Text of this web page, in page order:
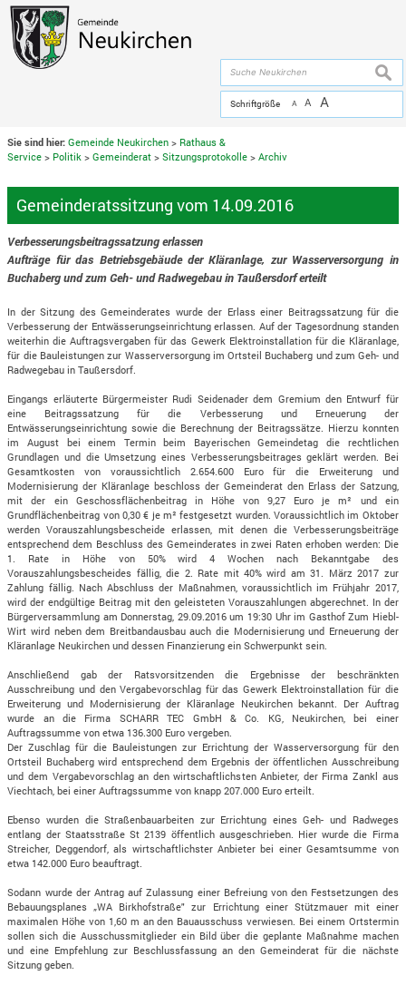
Zum Inhalt,zur Navigation
Schriftgröße A A A
Sie sind hier: Gemeinde Neukirchen > Rathaus &
Service > Politik >Gemeinderat >Sitzungsprotokolle >Archiv
Gemeinderatssitzung vom 14.09.2016
Verbesserungsbeitragssatzung erlassen
Aufträge für das Betriebsgebäude der Kläranlage, zur Wasserversorgung in
Buchaberg und zum Geh- und Radwegebau in Taußersdorf erteilt
In der Sitzung des Gemeinderates wurde der Erlass einer Beitragssatzung für die
Verbesserung der Entwässerungseinrichtung erlassen. Auf der Tagesordnung standen
weiterhin die Auftragsvergaben für das Gewerk Elektroinstallation für die Kläranlage,
für die Bauleistungen zur Wasserversorgung im Ortsteil Buchaberg und zum Geh- und
Radwegebau in Taußersdorf.
Eingangs erläuterte Bürgermeister Rudi Seidenader dem Gremium den Entwurf für
eine Beitragssatzung für die Verbesserung und Erneuerung der
Entwässerungseinrichtung sowie die Berechnung der Beitragssätze. Hierzu konnten
im August bei einem Termin beim Bayerischen Gemeindetag die rechtlichen
Grundlagen und die Umsetzung eines Verbesserungsbeitrages geklärt werden. Bei
Gesamtkosten von voraussichtlich 2.654.600 Euro für die Erweiterung und
Modernisierung der Kläranlage beschloss der Gemeinderat den Erlass der Satzung,
mit der ein Geschossflächenbeitrag in Höhe von 9,27 Euro je m² und ein
Grundflächenbeitrag von 0,30 € je m² festgesetzt wurden. Voraussichtlich im Oktober
werden Vorauszahlungsbescheide erlassen, mit denen die Verbesserungsbeiträge
entsprechend dem Beschluss des Gemeinderates in zwei Raten erhoben werden: Die
1. Rate in Höhe von 50% wird 4 Wochen nach Bekanntgabe des
Vorauszahlungsbescheides fällig, die 2. Rate mit 40% wird am 31. März 2017 zur
Zahlung fällig. Nach Abschluss der Maßnahmen, voraussichtlich im Frühjahr 2017,
wird der endgültige Beitrag mit den geleisteten Vorauszahlungen abgerechnet. In der
Bürgerversammlung am Donnerstag, 29.09.2016 um 19:30 Uhr im Gasthof Zum Hiebl-
Wirt wird neben dem Breitbandausbau auch die Modernisierung und Erneuerung der
Kläranlage Neukirchen und dessen Finanzierung ein Schwerpunkt sein.
Anschließend gab der Ratsvorsitzenden die Ergebnisse der beschränkten
Ausschreibung und den Vergabevorschlag für das Gewerk Elektroinstallation für die
Erweiterung und Modernisierung der Kläranlage Neukirchen bekannt. Der Auftrag
wurde an die Firma SCHARR TEC GmbH & Co. KG, Neukirchen, bei einer
Auftragssumme von etwa 136.300 Euro vergeben.
Der Zuschlag für die Bauleistungen zur Errichtung der Wasserversorgung für den
Ortsteil Buchaberg wird entsprechend dem Ergebnis der öffentlichen Ausschreibung
und dem Vergabevorschlag an den wirtschaftlichsten Anbieter, der Firma Zankl aus
Viechtach, bei einer Auftragssumme von knapp 207.000 Euro erteilt.
Ebenso wurden die Straßenbauarbeiten zur Errichtung eines Geh- und Radweges
entlang der Staatsstraße St 2139 öffentlich ausgeschrieben. Hier wurde die Firma
Streicher, Deggendorf, als wirtschaftlichster Anbieter bei einer Gesamtsumme von
etwa 142.000 Euro beauftragt.
Sodann wurde der Antrag auf Zulassung einer Befreiung von den Festsetzungen des
Bebauungsplanes „WA Birkhofstraße" zur Errichtung einer Stützmauer mit einer
maximalen Höhe von 1,60 m an den Bauausschuss verwiesen. Bei einem Ortstermin
sollen sich die Ausschussmitglieder ein Bild über die geplante Maßnahme machen
und eine Empfehlung zur Beschlussfassung an den Gemeinderat für die nächste
Sitzung geben.